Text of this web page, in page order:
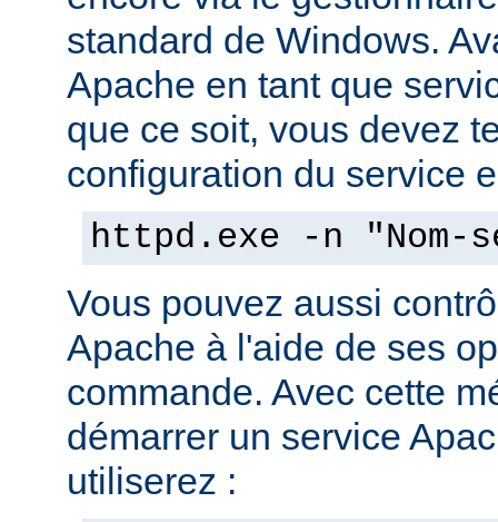
standard de Windows.
Apache en tant que
que ce soit, vous devez
configuration du service
httpd.exe -n
Vous pouvez aussi
Apache à l'aide de ses
commande. Avec cette
démarrer un service
utiliserez :